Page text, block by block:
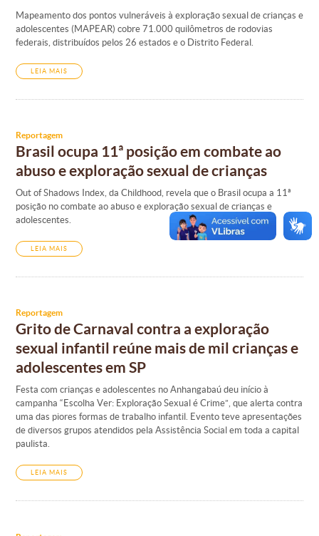
Mapeamento dos pontos vulneráveis à exploração sexual de crianças e
adolescentes (MAPEAR) cobre 71.000 quilômetros de rodovias
federais, distribuídos pelos 26 estados e o Distrito Federal.
LEIA MAIS
Reportagem
Brasil ocupa 11ª posição em combate ao
abuso e exploração sexual de crianças
Out of Shadows Index, da Childhood, revela que o Brasil ocupa a 11ª
posição no combate ao abuso e exploração sexual de crianças e
adolescentes.
LEIA MAIS
Reportagem
Grito de Carnaval contra a exploração
sexual infantil reúne mais de mil crianças e
adolescentes em SP
Festa com crianças e adolescentes no Anhangabaú deu início à
campanha “Escolha Ver: Exploração Sexual é Crime”, que alerta contra
uma das piores formas de trabalho infantil. Evento teve apresentações
de diversos grupos atendidos pela Assistência Social em toda a capital
paulista.
LEIA MAIS